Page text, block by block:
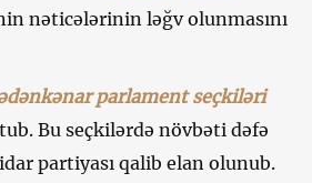
nəticələrinin ləğv olunmasını
parlament seçkiləri
Bu seçkilərdə növbəti dəfə
partiyası qalib elan olunub.